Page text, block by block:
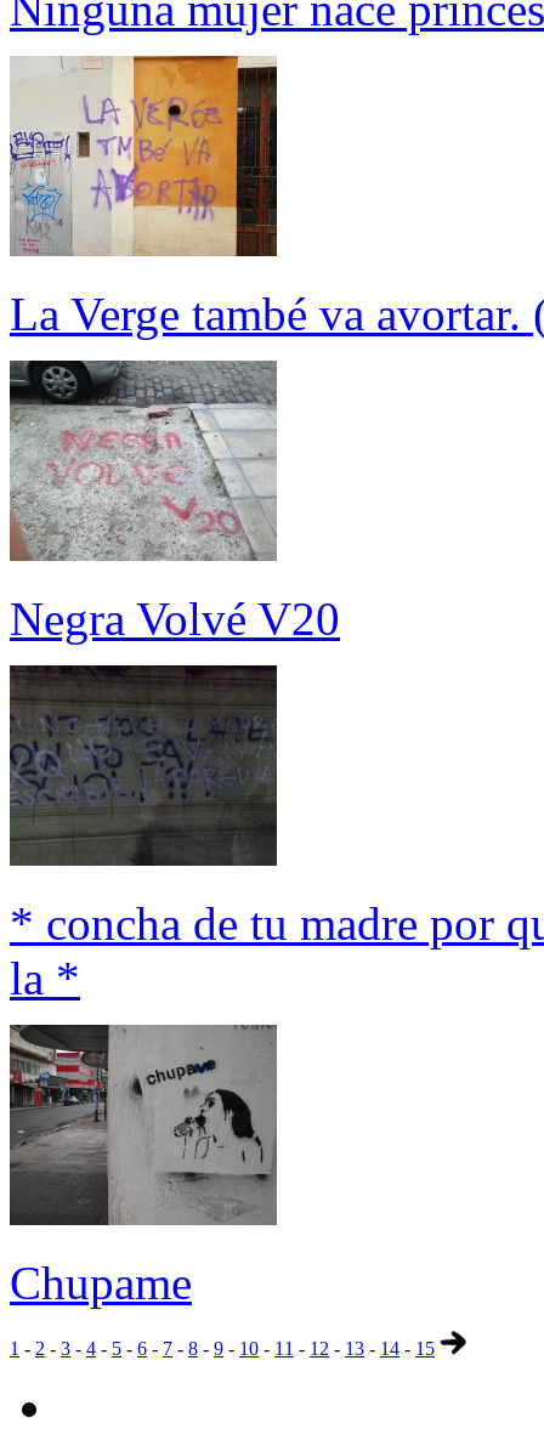
La Verge també va
Negra Volvé V20
* concha de tu madre por
la *
Chupame
1 - 2 - 3 - 4 - 5 - 6 - 7 - 8 - 9 - 10 - 11 - 12 - 13 - 14 - 15